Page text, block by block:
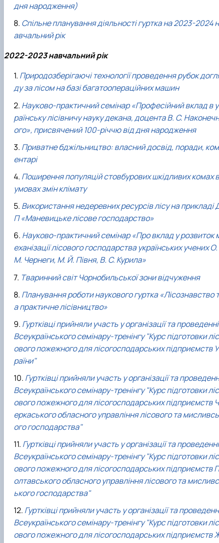
дня народження)
Спільне планування діяльності гуртка на 2023-2024 н
авчальний рік
2022-2023 навчальний рік
Природозберігаючі технології проведення рубок
ду за лісом на базі багатоопераційних машин
Науково-практичний семінар «Професійний вклад в
раїнську лісівничу науку декана, доцента В. С. Наконечн
ого», присвячений 100-річчю від дня народження
Приватне бджільництво: власний досвід, поради, ком
ентарі
Поширення популяцій стовбурових шкідливих комах в
умовах змін клімату
Використання недеревних ресурсів лісу на прикладі
П «Маневицьке лісове господарство»
Науково-практичний семінар «Про вклад у розвиток
еханізації лісового господарства українських учених О.
М. Чернеги, М. Й. Півня, В. С. Курила»
Тваринний світ Чорнобильської зони відчуження
Планування роботи наукового гуртка «Лісознавство т
а практичне лісівництво»
Гуртківці прийняли участь у організації та проведенні
Всеукраїнського семінару-тренінгу "Курс підготовки ліс
ового пожежного для лісогосподарських підприємств
раїни"
Гуртківці прийняли участь у організації та
Всеукраїнського семінару-тренінгу "Курс підготовки ліс
ового пожежного для лісогосподарських підприємств Ч
еркаського обласного управління лісового та
ого господарства"
Гуртківці прийняли участь у організації та проведенні
Всеукраїнського семінару-тренінгу "Курс підготовки ліс
ового пожежного для лісогосподарських підприємств П
олтавського обласного управління лісового та мисливс
ького господарства"
Гуртківці прийняли участь у організації та
Всеукраїнського семінару-тренінгу "Курс підготовки ліс
ового пожежного для лісогосподарських підприємств